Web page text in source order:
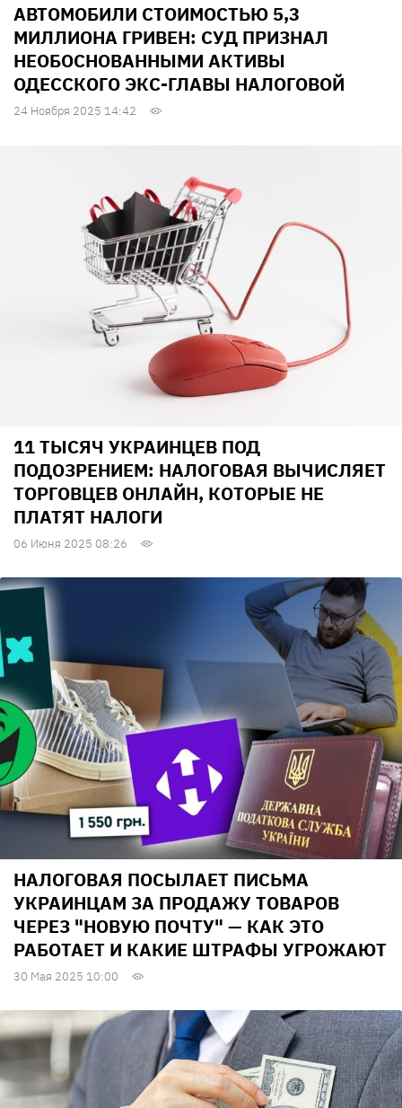
АВТОМОБИЛИ СТОИМОСТЬЮ 5,3
МИЛЛИОНА ГРИВЕН: СУД ПРИЗНАЛ
НЕОБОСНОВАННЫМИ АКТИВЫ
ОДЕССКОГО ЭКС-ГЛАВЫ НАЛОГОВОЙ
24 Ноября 2025 14:42
11 ТЫСЯЧ УКРАИНЦЕВ ПОД
ПОДОЗРЕНИЕМ: НАЛОГОВАЯ ВЫЧИСЛЯЕТ
ТОРГОВЦЕВ ОНЛАЙН, КОТОРЫЕ НЕ
ПЛАТЯТ НАЛОГИ
06 Июня 2025 08:26
НАЛОГОВАЯ ПОСЫЛАЕТ ПИСЬМА
УКРАИНЦАМ ЗА ПРОДАЖУ ТОВАРОВ
ЧЕРЕЗ "НОВУЮ ПОЧТУ" — КАК ЭТО
РАБОТАЕТ И КАКИЕ ШТРАФЫ УГРОЖАЮТ
30 Мая 2025 10:00